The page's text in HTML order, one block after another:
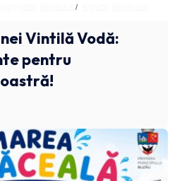
BUZAU
Vintilă Vodă:
pentru